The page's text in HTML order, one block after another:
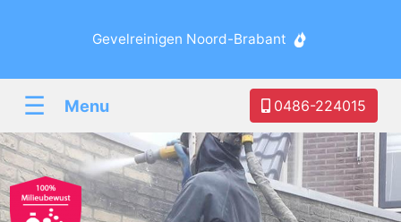
Gevelreinigen Noord-Brabant
☰ Menu 0486-224015